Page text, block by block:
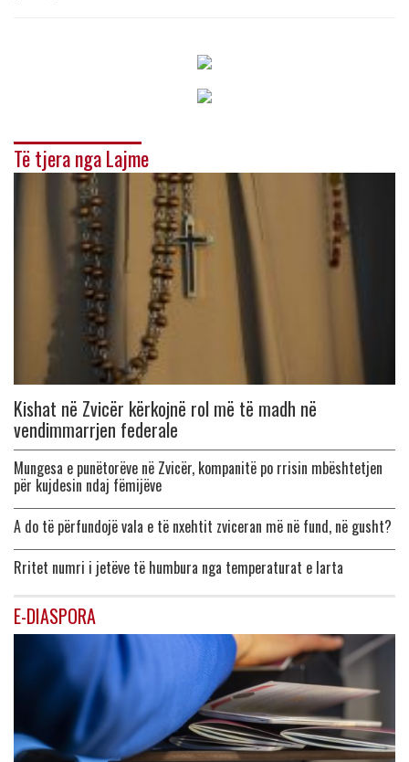
Të tjera nga Lajme
Kishat në Zvicër kërkojnë rol më të madh në
vendimmarrjen federale
Mungesa e punëtorëve në Zvicër, kompanitë po rrisin mbështetjen
për kujdesin ndaj fëmijëve
A do të përfundojë vala e të nxehtit zviceran më në fund, në gusht?
Rritet numri i jetëve të humbura nga temperaturat e larta
E-DIASPORA